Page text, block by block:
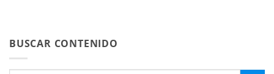
BUSCAR CONTENIDO